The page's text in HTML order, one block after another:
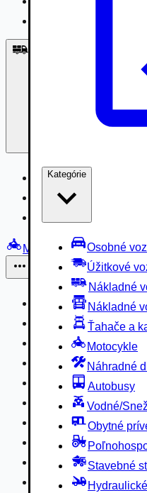
Kategórie
Osobné
Úžitkové
Nákladné
Nákladné
Ťahače a
Motocykle
Náhradné
Autobusy
Vodné/
Obytné
Stavebné
Nákladné vozidlá
Nákladné vozidlá
Motocykle
Náhradné diely
Autobusy
Vodné/Snežné
Obytné prívesy
Stavebné stroje
Hydraulické ruky
Vysokozdvižné
Špeciály/nosiče
Návesy/prívesy